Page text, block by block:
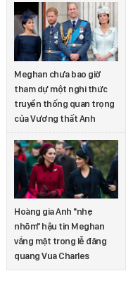
Meghan chưa bao giờ
tham dự một nghi thức
truyền thống quan trọng
của Vương thất Anh
Hoàng gia Anh "nhẹ
nhõm" hậu tin Meghan
vắng mặt trong lễ đăng
quang Vua Charles